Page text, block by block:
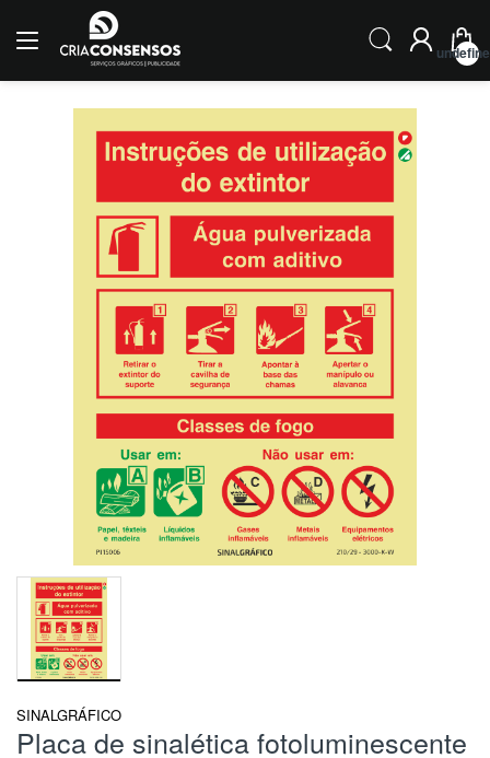
SINALGRÁFICO
Placa de sinalética fotoluminescente